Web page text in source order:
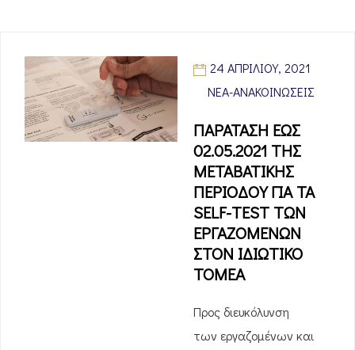
24 ΑΠΡΙΛΊΟΥ, 2021
ΝΈΑ-ΑΝΑΚΟΙΝΏΣΕΙΣ
ΠΑΡΑΤΑΣΗ ΕΩΣ
02.05.2021 ΤΗΣ
ΜΕΤΑΒΑΤΙΚΗΣ
ΠΕΡΙΟΔΟΥ ΓΙΑ ΤΑ
SELF-TEST ΤΩΝ
ΕΡΓΑΖΟΜΕΝΩΝ
ΣΤΟΝ ΙΔΙΩΤΙΚΟ
ΤΟΜΕΑ
Προς διευκόλυνση
των εργαζομένων και